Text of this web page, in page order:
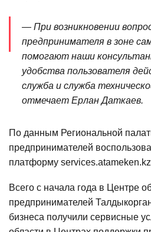
— При возникновении
предпринимателя в зоне
помогают наши
удобства пользователя
служба и служба
отмечает Ерлан Даткаев.
По данным Региональной
предпринимателей
платформу services.atameken.kz
Всего с начала года в Центре
предпринимателей
бизнеса получили сервисные